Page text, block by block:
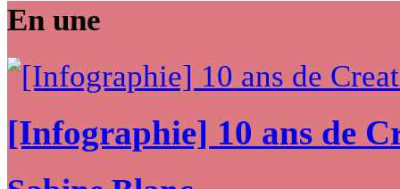
En une
[Infographie] 10 ans de